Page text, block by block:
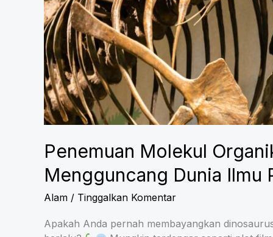
Penemuan Molekul
Mengguncang Dunia Ilmu
Alam / Tinggalkan Komentar
Apakah Anda pernah membayangkan